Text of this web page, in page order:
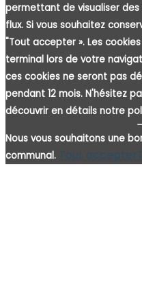
permettant de visualiser
flux. Si vous souhaitez
"Tout accepter ». Les
terminal lors de votre
ces cookies ne seront pas
pendant 12 mois. N'hésitez
découvrir en détails notre
Nous vous souhaitons une
communal. Tout accepter